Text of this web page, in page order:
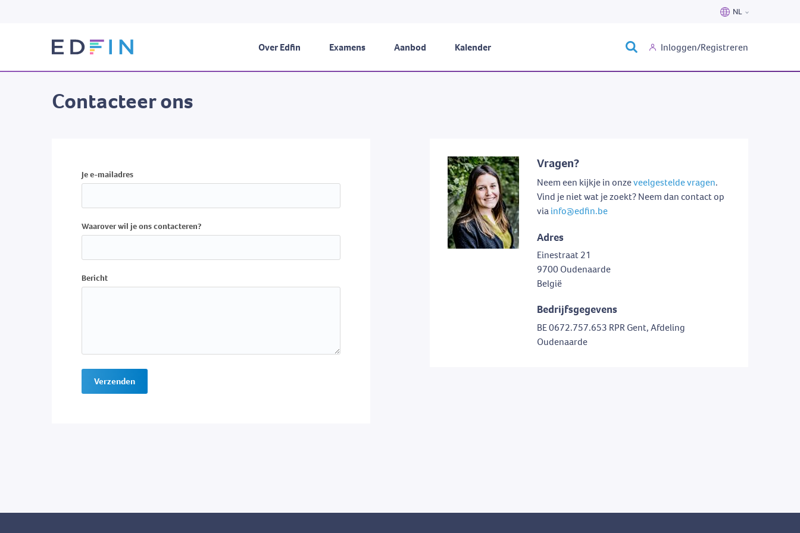
NL
Français
Over Edfin Examens Aanbod Kalender Inloggen/Registreren
Contacteer ons
Je e-mailadres
Waarover wil je ons contacteren?
Bericht
Verzenden
Vragen?
Neem een kijkje in onzeveelgestelde vragen.
Vind je niet wat je zoekt? Neem dan contact op
viainfo@edfin.be
Adres
Einestraat 21
9700 Oudenaarde
België
Bedrijfsgegevens
BE 0672.757.653 RPR Gent, Afdeling
Oudenaarde